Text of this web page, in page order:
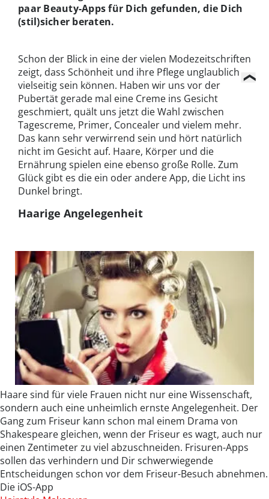
paar Beauty-Apps für Dich gefunden, die Dich
(stil)sicher beraten.
Schon der Blick in eine der vielen Modezeitschriften
zeigt, dass Schönheit und ihre Pflege unglaublich
vielseitig sein können. Haben wir uns vor der
Pubertät gerade mal eine Creme ins Gesicht
geschmiert, quält uns jetzt die Wahl zwischen
Tagescreme, Primer, Concealer und vielem mehr.
Das kann sehr verwirrend sein und hört natürlich
nicht im Gesicht auf. Haare, Körper und die
Ernährung spielen eine ebenso große Rolle. Zum
Glück gibt es die ein oder andere App, die Licht ins
Dunkel bringt.
Haarige Angelegenheit
Haare sind für viele Frauen nicht nur eine Wissenschaft,
sondern auch eine unheimlich ernste Angelegenheit. Der
Gang zum Friseur kann schon mal einem Drama von
Shakespeare gleichen, wenn der Friseur es wagt, auch nur
einen Zentimeter zu viel abzuschneiden. Frisuren-Apps
sollen das verhindern und Dir schwerwiegende
Entscheidungen schon vor dem Friseur-Besuch abnehmen.
Die iOS-App